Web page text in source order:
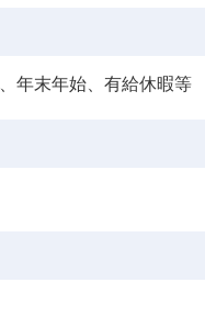
年末年始、有給休暇等